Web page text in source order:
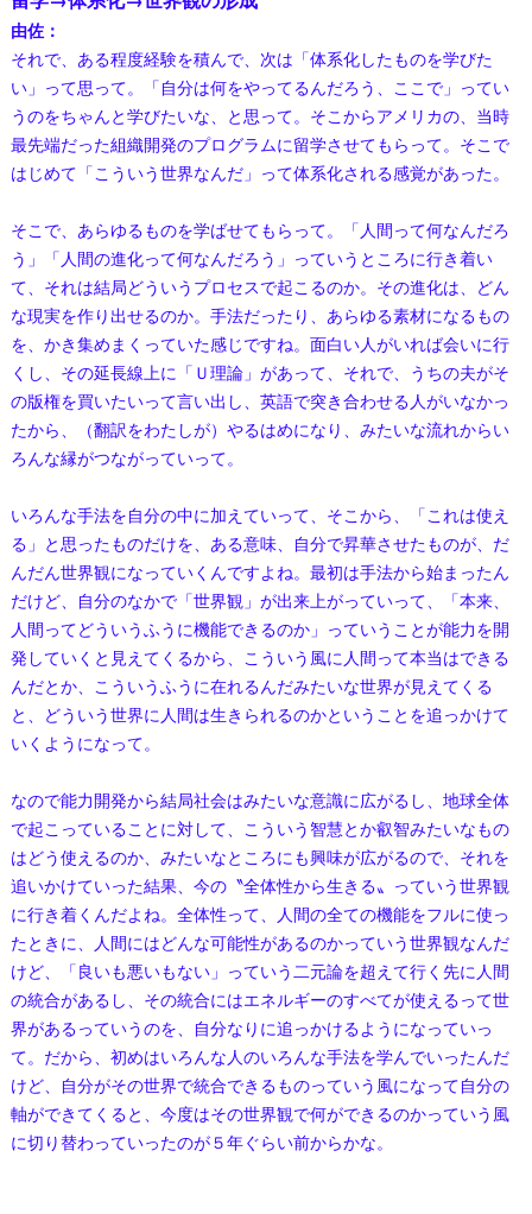
由佐：
それで、ある程度経験を積んで、次は「体系化したものを学びた
い」って思って。「自分は何をやってるんだろう、ここで」ってい
うのをちゃんと学びたいな、と思って。そこからアメリカの、当時
最先端だった組織開発のプログラムに留学させてもらって。そこで
はじめて「こういう世界なんだ」って体系化される感覚があった。
そこで、あらゆるものを学ばせてもらって。「人間って何なんだろ
う」「人間の進化って何なんだろう」っていうところに行き着い
て、それは結局どういうプロセスで起こるのか。その進化は、どん
な現実を作り出せるのか。手法だったり、あらゆる素材になるもの
を、かき集めまくっていた感じですね。面白い人がいれば会いに行
くし、その延長線上に「Ｕ理論」があって、それで、うちの夫がそ
の版権を買いたいって言い出し、英語で突き合わせる人がいなかっ
たから、（翻訳をわたしが）やるはめになり、みたいな流れからい
ろんな縁がつながっていって。
いろんな手法を自分の中に加えていって、そこから、「これは使え
る」と思ったものだけを、ある意味、自分で昇華させたものが、だ
んだん世界観になっていくんですよね。最初は手法から始まったん
だけど、自分のなかで「世界観」が出来上がっていって、「本来、
人間ってどういうふうに機能できるのか」っていうことが能力を開
発していくと見えてくるから、こういう風に人間って本当はできる
んだとか、こういうふうに在れるんだみたいな世界が見えてくる
と、どういう世界に人間は生きられるのかということを追っかけて
いくようになって。
なので能力開発から結局社会はみたいな意識に広がるし、地球全体
で起こっていることに対して、こういう智慧とか叡智みたいなもの
はどう使えるのか、みたいなところにも興味が広がるので、それを
追いかけていった結果、今の〝全体性から生きる〟っていう世界観
に行き着くんだよね。全体性って、人間の全ての機能をフルに使っ
たときに、人間にはどんな可能性があるのかっていう世界観なんだ
けど、「良いも悪いもない」っていう二元論を超えて行く先に人間
の統合があるし、その統合にはエネルギーのすべてが使えるって世
界があるっていうのを、自分なりに追っかけるようになっていっ
て。だから、初めはいろんな人のいろんな手法を学んでいったんだ
けど、自分がその世界で統合できるものっていう風になって自分の
軸ができてくると、今度はその世界観で何ができるのかっていう風
に切り替わっていったのが５年ぐらい前からかな。